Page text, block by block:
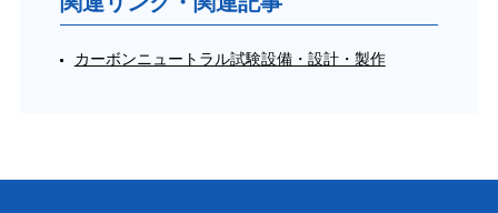
カーボンニュートラル試験設備・設計・製作